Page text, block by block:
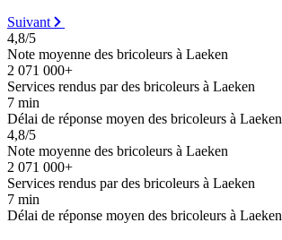
Suivant
4,8/5
Note moyenne des bricoleurs à Laeken
2 071 000+
Services rendus par des bricoleurs à Laeken
7 min
Délai de réponse moyen des bricoleurs à Laeken
4,8/5
Note moyenne des bricoleurs à Laeken
2 071 000+
Services rendus par des bricoleurs à Laeken
7 min
Délai de réponse moyen des bricoleurs à Laeken